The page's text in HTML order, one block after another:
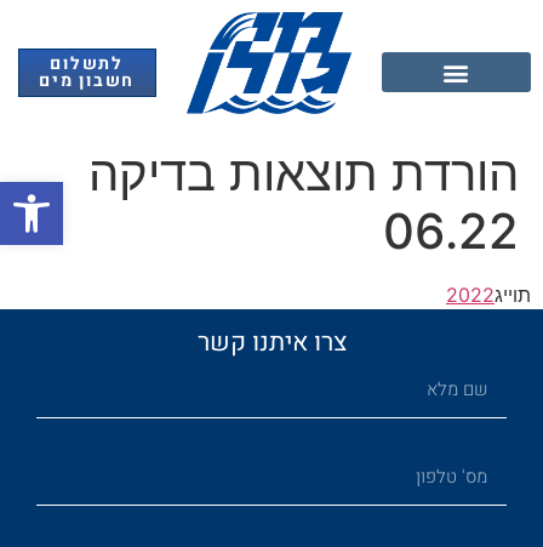
לתשלום
חשבון מים
הורדת תוצאות בדיקה
06.22
תוייג2022
צרו איתנו קשר